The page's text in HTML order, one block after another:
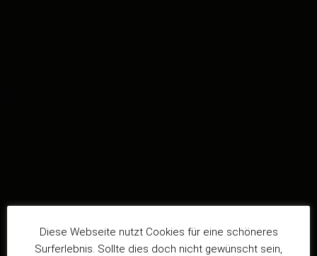
Diese Webseite nutzt Cookies für eine schöneres
Surferlebnis. Sollte dies doch nicht gewünscht sein,